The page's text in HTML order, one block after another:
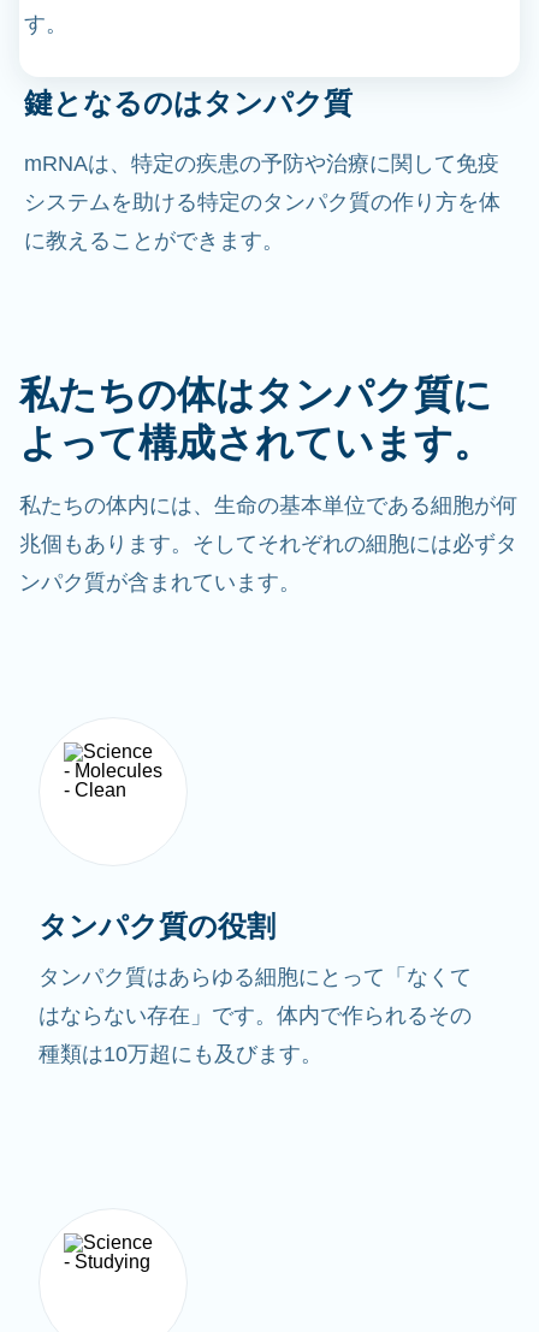
す。
鍵となるのはタンパク質
mRNAは、特定の疾患の予防や治療に関して免疫
システムを助ける特定のタンパク質の作り方を体
に教えることができます。
私たちの体はタンパク質に
よって構成されています。
私たちの体内には、生命の基本単位である細胞が何
兆個もあります。そしてそれぞれの細胞には必ずタ
ンパク質が含まれています。
タンパク質の役割
タンパク質はあらゆる細胞にとって「なくて
はならない存在」です。体内で作られるその
種類は10万超にも及びます。